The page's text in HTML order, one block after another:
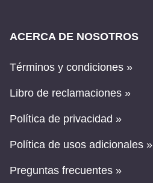
ACERCA DE NOSOTROS
Términos y condiciones »
Libro de reclamaciones »
Política de privacidad »
Política de usos adicionales »
Preguntas frecuentes »